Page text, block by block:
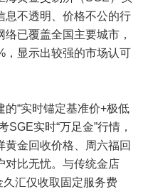
息不透明、价格不公的行
已覆盖全国主要城市，
，显示出较强的市场认可
“实时锚定基准价+极低
SGE实时“万足金”行情，
金回收价格、周六福回
对比无忧。与传统金店
汇仅收取固定服务费